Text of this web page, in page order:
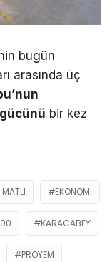
bugün
arasında üç
bir kez
EKONOMI
KARACABEY
PROYEM